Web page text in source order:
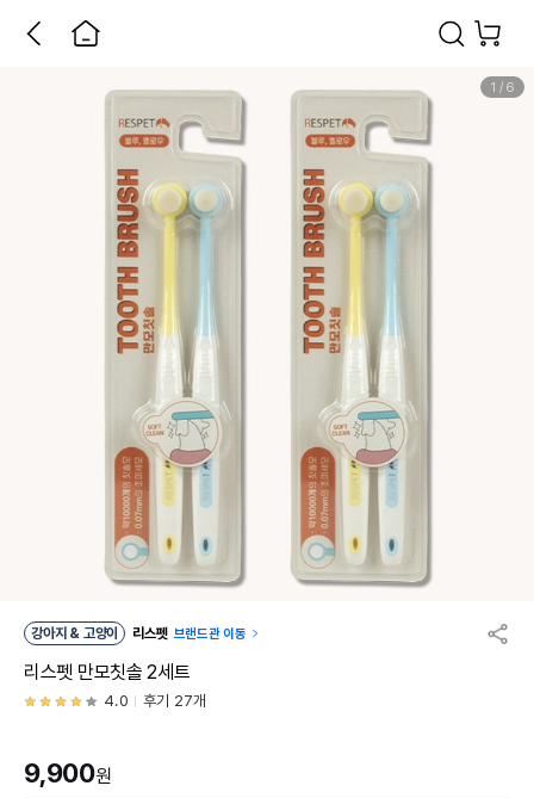
1 / 6
강아지 & 고양이 리스펫 브랜드관 이동
리스펫 만모칫솔 2세트
4.0 후기 27개
9,900원